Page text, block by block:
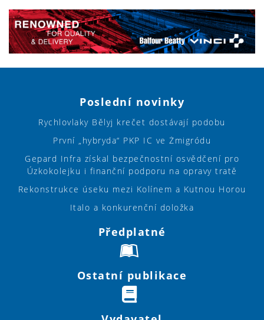
Poslední novinky
Rychlovlaky Bělyj krečet dostávají podobu
První „hybryda“ PKP IC ve Żmigródu
Gepard Infra získal bezpečnostní osvědčení pro
Úzkokolejku i finanční podporu na opravy tratě
Rekonstrukce úseku mezi Kolínem a Kutnou Horou
Italo a konkurenční doložka
Předplatné
Ostatní publikace